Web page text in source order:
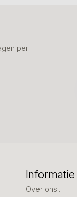
per
Informatie
Over ons..